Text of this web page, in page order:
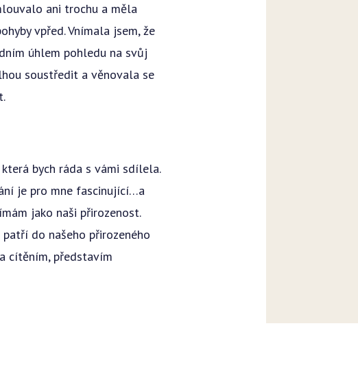
ani trochu a měla
vpřed. Vnímala jsem, že
úhlem pohledu na svůj
soustředit a věnovala se
bych ráda s vámi sdílela.
je pro mne fascinující…a
jako naši přirozenost.
do našeho přirozeného
cítěním, představím